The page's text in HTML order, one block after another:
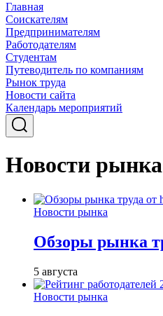
Главная
Соискателям
Предпринимателям
Работодателям
Студентам
Путеводитель по компаниям
Рынок труда
Новости сайта
Календарь мероприятий
Новости рынка
Новости рынка
Обзоры рынка
5 августа
Новости рынка